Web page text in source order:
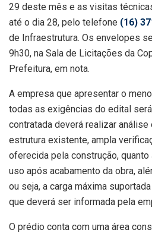
29 deste mês e as visitas
até o dia 28, pelo telefone (16)
de Infraestrutura. Os envelopes
9h30, na Sala de Licitações da
Prefeitura, em nota.
A empresa que apresentar o
todas as exigências do edital
contratada deverá realizar
estrutura existente, ampla
oferecida pela construção,
uso após acabamento da obra,
ou seja, a carga máxima
que deverá ser informada pela
O prédio conta com uma área